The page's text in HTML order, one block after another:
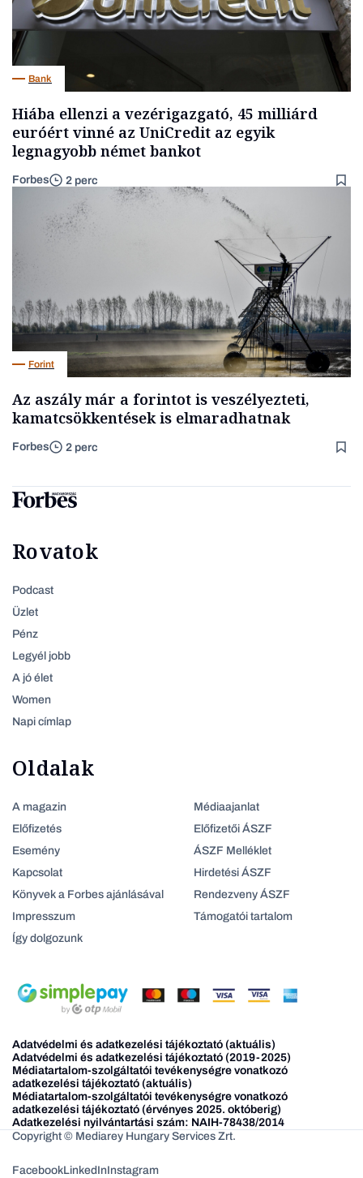
Bank
Hiába ellenzi a vezérigazgató, 45 milliárd
euróért vinné az UniCredit az egyik
legnagyobb német bankot
Forbes 2 perc
Forint
Az aszály már a forintot is veszélyezteti,
kamatcsökkentések is elmaradhatnak
Forbes 2 perc
Rovatok
Podcast
Üzlet
Pénz
Legyél jobb
A jó élet
Women
Napi címlap
Oldalak
A magazin
Előfizetés
Esemény
Kapcsolat
Könyvek a Forbes ajánlásával
Impresszum
Így dolgozunk
Médiaajanlat
Előfizetői ÁSZF
ÁSZF Melléklet
Hirdetési ÁSZF
Rendezveny ÁSZF
Támogatói tartalom
Adatvédelmi és adatkezelési tájékoztató (aktuális)
Adatvédelmi és adatkezelési tájékoztató (2019-2025)
Médiatartalom-szolgáltatói tevékenységre vonatkozó
adatkezelési tájékoztató (aktuális)
Médiatartalom-szolgáltatói tevékenységre vonatkozó
adatkezelési tájékoztató (érvényes 2025. októberig)
Adatkezelési nyilvántartási szám: NAIH-78438/2014
Copyright © Mediarey Hungary Services Zrt.
FacebookLinkedInInstagram